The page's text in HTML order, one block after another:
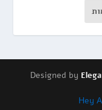
Designed by
Hey